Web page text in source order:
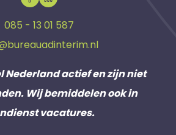
085 - 13 01 587
Nederland actief en zijn niet
Wij bemiddelen ook in
vacatures.